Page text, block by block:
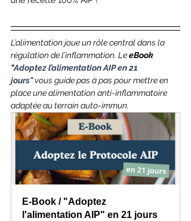
L’alimentation joue un rôle central dans la
régulation de l’inflammation. Le eBook
"Adoptez l’alimentation AIP en 21
jours" vous guide pas à pas pour mettre en
place une alimentation anti-inflammatoire
adaptée au terrain auto-immun.
E-Book / "Adoptez
l'alimentation AIP" en 21 jours